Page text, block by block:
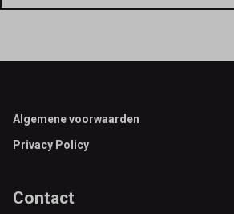
Footer
Algemene voorwaarden
Privacy Policy
Contact